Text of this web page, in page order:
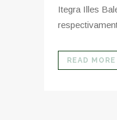
Itegra Illes
READ MORE